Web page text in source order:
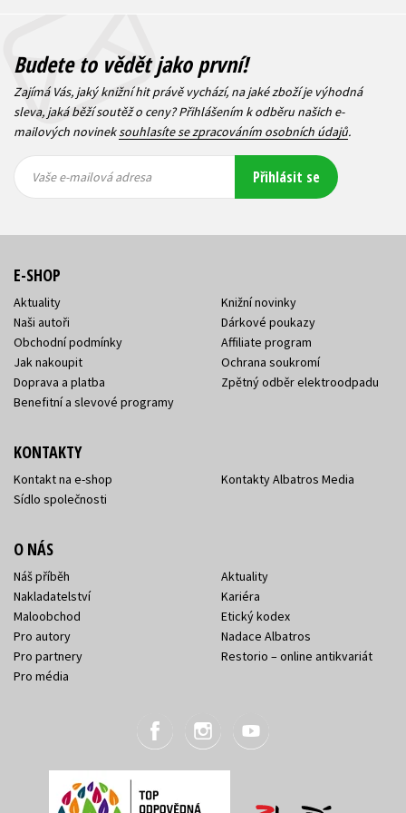
Budete to vědět jako první!
Zajímá Vás, jaký knižní hit právě vychází, na jaké zboží je výhodná
sleva, jaká běží soutěž o ceny? Přihlášením k odběru našich e-
mailových novineksouhlasíte se zpracováním osobních údajů.
mailová
mailová
Vaše e-mailová adresa Přihlásit se
E-SHOP
Aktuality
Naši autoři
Obchodní podmínky
Jak nakoupit
Doprava a platba
Benefitní a slevové programy
Knižní novinky
Dárkové poukazy
Affiliate program
Ochrana soukromí
Zpětný odběr elektroodpadu
KONTAKTY
Kontakt na e-shop
Sídlo společnosti
Kontakty Albatros Media
O NÁS
Náš příběh
Nakladatelství
Maloobchod
Pro autory
Pro partnery
Pro média
Aktuality
Kariéra
Etický kodex
Nadace Albatros
Restorio – online antikvariát